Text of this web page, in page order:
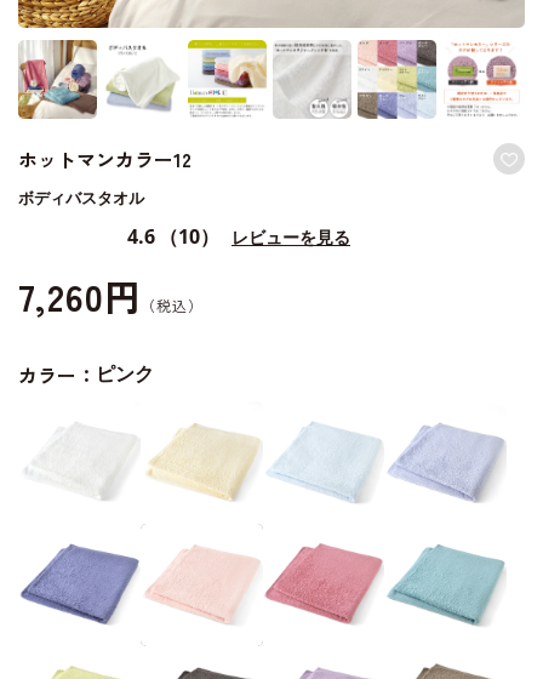
ホットマンカラー12
ボディバスタオル
4.6 （10） レビューを見る
7,260円
カラー： ピンク